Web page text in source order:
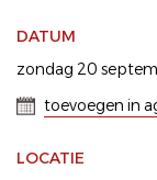
DATUM
zondag 20
toevoegen in
LOCATIE